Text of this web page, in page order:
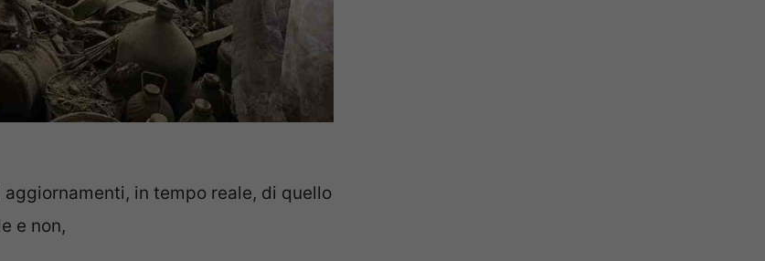
in tempo reale, di quello
e non,